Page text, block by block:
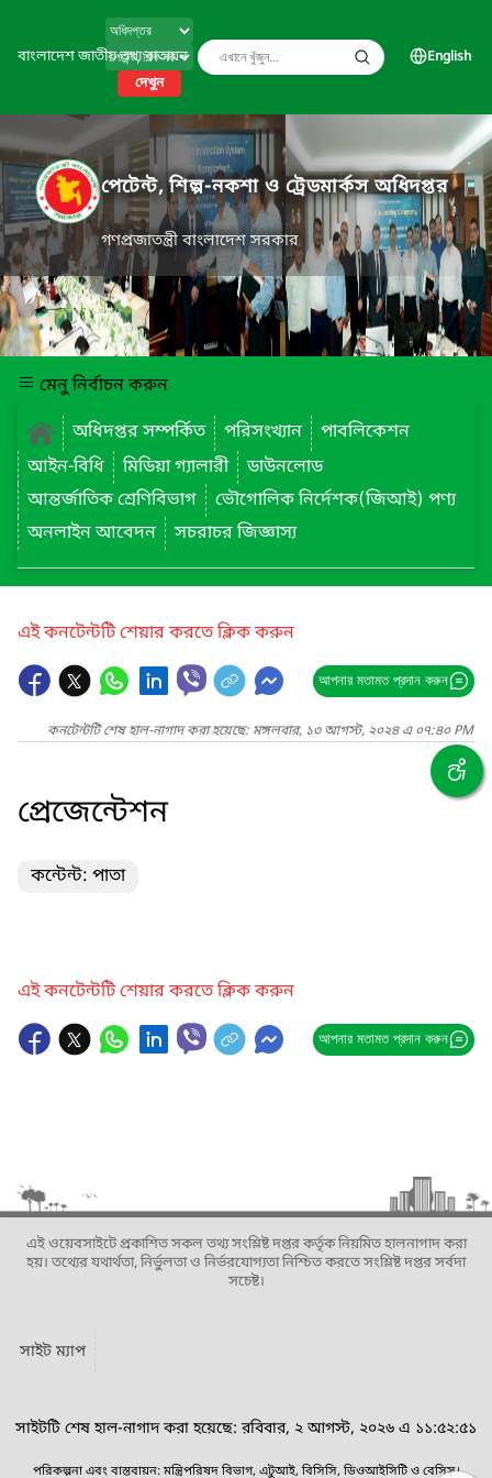
বাংলাদেশ জাতীয় তথ্য বাতায়ন
দেখুন
English
পেটেন্ট, শিল্প-নকশা ও ট্রেডমার্কস অধিদপ্তর
গণপ্রজাতন্ত্রী বাংলাদেশ সরকার
মেনু নির্বাচন করুন
অধিদপ্তর সম্পর্কিত
পরিসংখ্যান
পাবলিকেশন
আইন-বিধি
মিডিয়া গ্যালারী
ডাউনলোড
আন্তর্জাতিক শ্রেণিবিভাগ
ভৌগোলিক নির্দেশক(জিআই) পণ্য
অনলাইন আবেদন
সচরাচর জিজ্ঞাস্য
এই কনটেন্টটি শেয়ার করতে ক্লিক করুন
আপনার মতামত প্রদান করুন
কনটেন্টটি শেষ হাল-নাগাদ করা হয়েছে: মঙ্গলবার, ১৩ আগস্ট, ২০২৪ এ ০৭:৪০ PM
প্রেজেন্টেশন
কন্টেন্ট: পাতা
এই কনটেন্টটি শেয়ার করতে ক্লিক করুন
আপনার মতামত প্রদান করুন
এই ওয়েবসাইটে প্রকাশিত সকল তথ্য সংশ্লিষ্ট দপ্তর কর্তৃক নিয়মিত হালনাগাদ করা
হয়। তথ্যের যথার্থতা, নির্ভুলতা ও নির্ভরযোগ্যতা নিশ্চিত করতে সংশ্লিষ্ট দপ্তর সর্বদা
সচেষ্ট।
সাইট ম্যাপ
সাইটটি শেষ হাল-নাগাদ করা হয়েছে: রবিবার, ২ আগস্ট, ২০২৬ এ ১১:৫২:৫১
পরিকল্পনা এবং বাস্তবায়ন: মন্ত্রিপরিষদ বিভাগ, এটুআই, বিসিসি, ডিওআইসিটি ও বেসিস।